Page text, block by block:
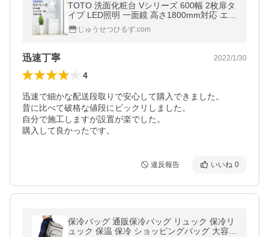
TOTO 洗面化粧台 Vシリーズ 600幅 2枚扉タ
イプ LED照明 一面鏡 高さ1800mm対応 エコ
シングルシャワー水栓 LMPB060B1GDG1G
LDPB060BAGE▲2■
じゅうせつひるず.com
迅速丁寧 2022/1/30
4
迅速で細かな配送段取りで安心して購入できました。
昔に比べて破格な値段にビックリしました。
自分で施工しますが設置が楽でした。
購入して良かったです。
違反報告 いいね 0
保冷バッグ 通販保冷バッグ リュック 保冷リ
ュック 保温 保冷 ショッピングバッグ 大容量